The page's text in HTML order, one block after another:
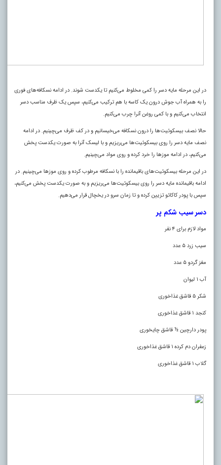
در این مرحله مایه دسر را کمی مخلوط می‌کنیم تا یکدست شوند. در ادامه نسکافه‌های فوری
را به همراه آب جوش درون یک کاسه با هم ترکیب می‌کنیم، سپس یک ظرف مناسب دسر
انتخاب می‌کنیم و با کمی روغن آنرا چرب می‌کنیم.
حالا نصف بیسکوئیت‌ها را درون نسکافه می‌خیسانیم و در کف ظرف می‌چینیم. در ادامه
نصف مایه دسر را روی بیسکوئیت‌ها می‌ریزیم و با لیسک آنرا به صورت یکدست پخش
می‌کنیم، در ادامه موز‌ها را خرد کرده و روی مواد می‌چینیم.
در این مرحله بیسکوئیت‌های باقیمانده را با نسکافه مرطوب کرده و روی موز‌ها می‌چینیم. در
ادامه باقیمانده مایه دسر را روی بیسکوئیت‌ها می‌ریزیم و به صورت یکدست پخش می‌کنیم،
سپس با پودر کاکائو تزیین کرده و تا زمان سرو در یخچال قرار می‌دهیم.
دسر سیب شکم پر
مواد لازم برای ۴ نفر
سیب زرد ۵ عدد
مغز گردو ۵ عدد
آب ۱ لیوان
شکر ۵ قاشق غذاخوری
کنجد ۱ قاشق غذاخوری
پودر دارچین ½ قاشق چایخوری
زعفران دم کرده ۱ قاشق غذاخوری
گلاب ۱ قاشق غذاخوری